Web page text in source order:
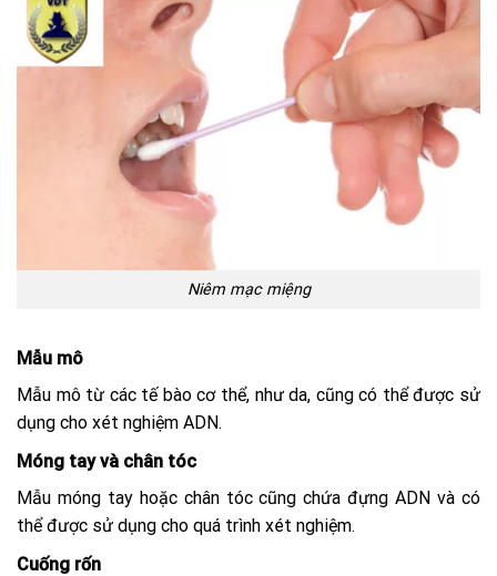
Niêm mạc miệng
Mẫu mô
Mẫu mô từ các tế bào cơ thể, như da, cũng có thể được sử
dụng cho xét nghiệm ADN.
Móng tay và chân tóc
Mẫu móng tay hoặc chân tóc cũng chứa đựng ADN và có
thể được sử dụng cho quá trình xét nghiệm.
Cuống rốn